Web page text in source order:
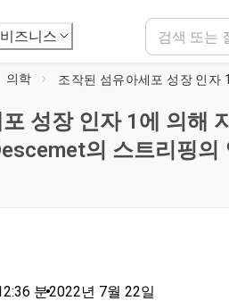
비즈니스
의학
성장 인자 1에 의해
의 스트리핑의
분•2022년 7월 22일